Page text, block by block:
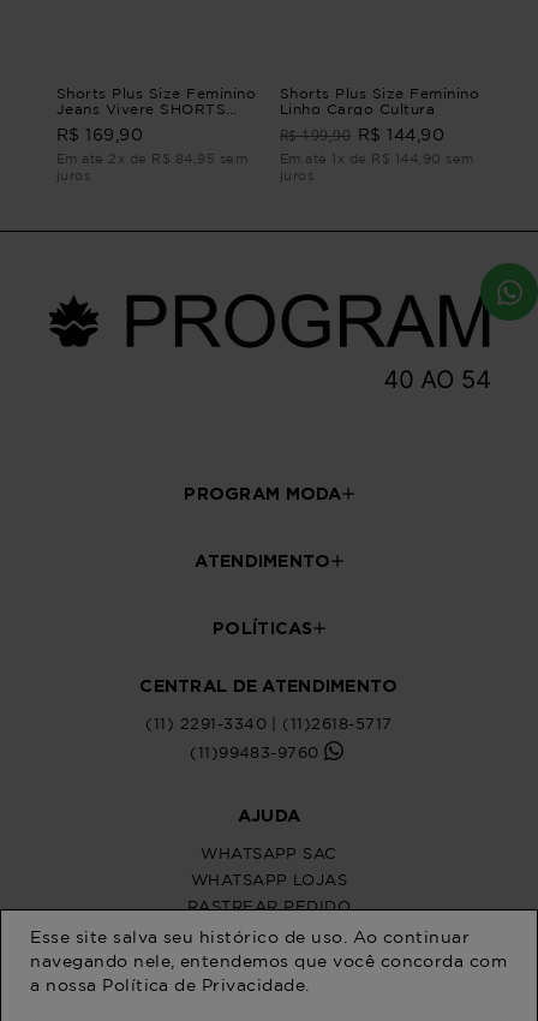
Shorts Plus Size Feminino
Jeans Vivere SHORTS
JEANS VIVERE G2 - 50
R$ 169,90
Em até 2x de R$ 84,95 sem
juros
Shorts Plus Size Feminino
Linho Cargo Cultura
R$ 199,90 R$ 144,90
Em até 1x de R$ 144,90 sem
juros
PROGRAM MODA
ATENDIMENTO
POLÍTICAS
CENTRAL DE ATENDIMENTO
(11) 2291-3340 | (11)2618-5717
(11)99483-9760
AJUDA
WHATSAPP SAC
WHATSAPP LOJAS
RASTREAR PEDIDO
SOLICITE SUA TROCA
PERGUNTAS FREQUENTES
Esse site salva seu histórico de uso. Ao continuar
navegando nele, entendemos que você concorda com
a nossa Política de Privacidade